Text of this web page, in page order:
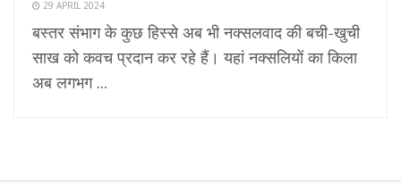
29 APRIL 2024
बस्तर संभाग के कुछ हिस्से अब भी नक्सलवाद की बची-खुची
साख को कवच प्रदान कर रहे हैं। यहां नक्सलियों का किला
अब लगभग ...